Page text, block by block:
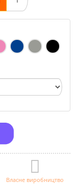
Власне виробництво